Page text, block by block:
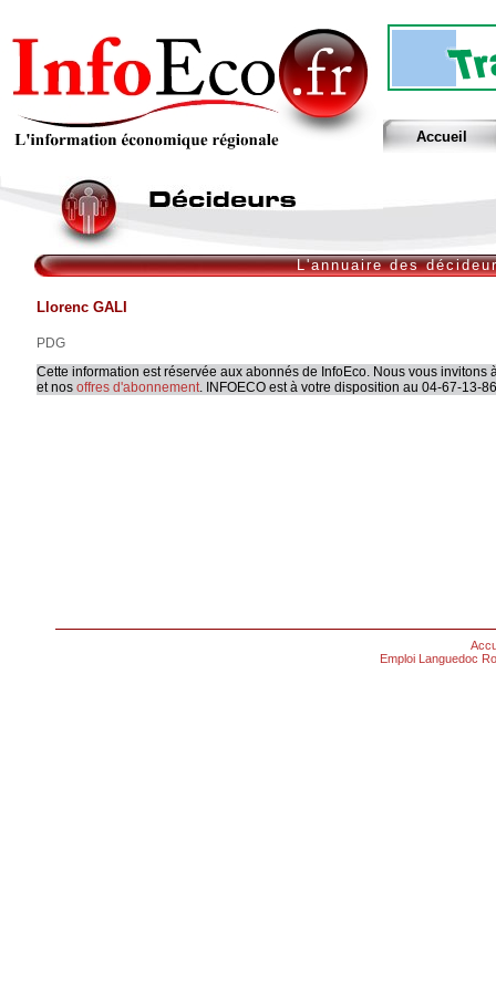
Accueil
L'annuaire des
Llorenc GALI
PDG
Cette information est réservée aux abonnés de InfoEco. Nous vous invitons
et nos offres d'abonnement. INFOECO est à votre disposition au 04-67-13-
Emploi Languedoc